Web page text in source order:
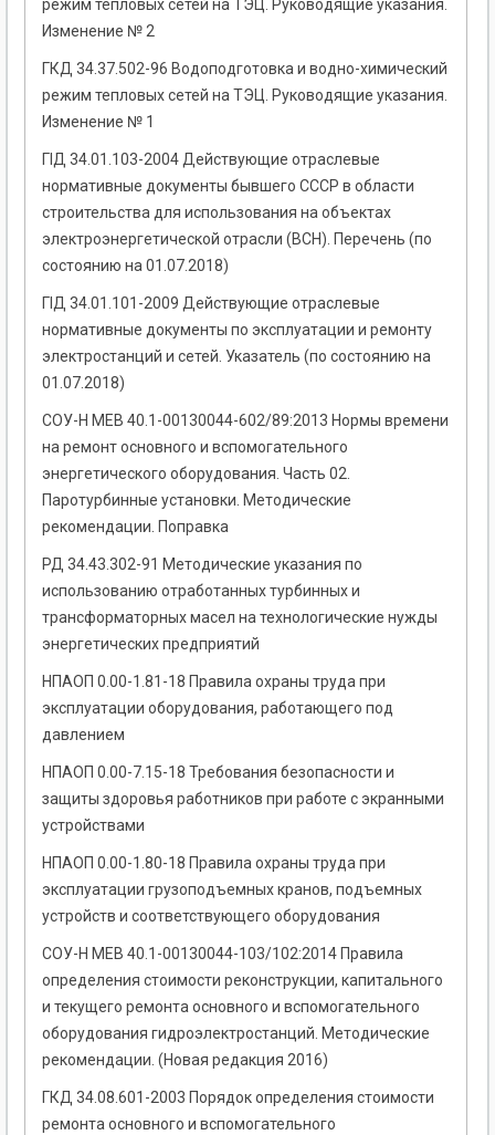
режим тепловых сетей на ТЭЦ. Руководящие указания.
Изменение № 2
ГКД 34.37.502-96 Водоподготовка и водно-химический
режим тепловых сетей на ТЭЦ. Руководящие указания.
Изменение № 1
ГІД 34.01.103-2004 Действующие отраслевые
нормативные документы бывшего СССР в области
строительства для использования на объектах
электроэнергетической отрасли (ВСН). Перечень (по
состоянию на 01.07.2018)
ГІД 34.01.101-2009 Действующие отраслевые
нормативные документы по эксплуатации и ремонту
электростанций и сетей. Указатель (по состоянию на
01.07.2018)
СОУ-Н МЕВ 40.1-00130044-602/89:2013 Нормы времени
на ремонт основного и вспомогательного
энергетического оборудования. Часть 02.
Паротурбинные установки. Методические
рекомендации. Поправка
РД 34.43.302-91 Методические указания по
использованию отработанных турбинных и
трансформаторных масел на технологические нужды
энергетических предприятий
НПАОП 0.00-1.81-18 Правила охраны труда при
эксплуатации оборудования, работающего под
давлением
НПАОП 0.00-7.15-18 Требования безопасности и
защиты здоровья работников при работе с экранными
устройствами
НПАОП 0.00-1.80-18 Правила охраны труда при
эксплуатации грузоподъемных кранов, подъемных
устройств и соответствующего оборудования
СОУ-Н МЕВ 40.1-00130044-103/102:2014 Правила
определения стоимости реконструкции, капитального
и текущего ремонта основного и вспомогательного
оборудования гидроэлектростанций. Методические
рекомендации. (Новая редакция 2016)
ГКД 34.08.601-2003 Порядок определения стоимости
ремонта основного и вспомогательного